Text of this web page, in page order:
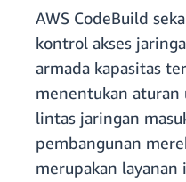
AWS CodeBuild
kontrol akses
armada kapasitas
menentukan
lintas jaringan
pembangunan
merupakan